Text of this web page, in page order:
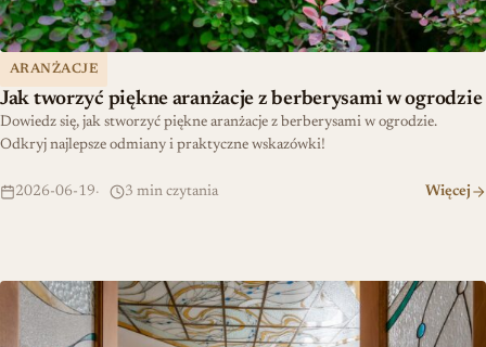
ARANŻACJE
Jak tworzyć piękne aranżacje z berberysami w ogrodzie
Dowiedz się, jak stworzyć piękne aranżacje z berberysami w ogrodzie.
Odkryj najlepsze odmiany i praktyczne wskazówki!
2026-06-19 3 min czytania Więcej
Jak sztuka szkła wzbogaca wnętrza domowe